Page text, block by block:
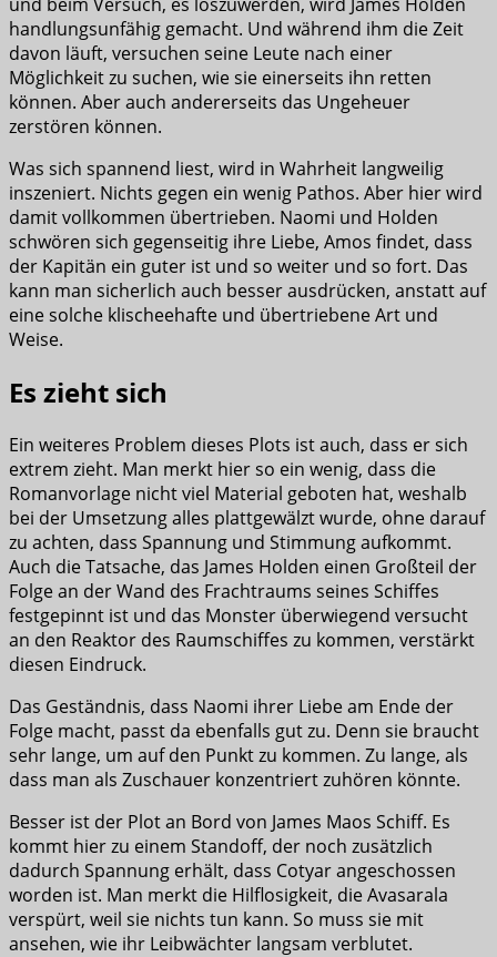
handlungsunfähig gemacht. Und während ihm die Zeit
davon läuft, versuchen seine Leute nach einer
Möglichkeit zu suchen, wie sie einerseits ihn retten
können. Aber auch andererseits das Ungeheuer
zerstören können.
Was sich spannend liest, wird in Wahrheit langweilig
inszeniert. Nichts gegen ein wenig Pathos. Aber hier wird
damit vollkommen übertrieben. Naomi und Holden
schwören sich gegenseitig ihre Liebe, Amos findet, dass
der Kapitän ein guter ist und so weiter und so fort. Das
kann man sicherlich auch besser ausdrücken, anstatt auf
eine solche klischeehafte und übertriebene Art und
Weise.
Es zieht sich
Ein weiteres Problem dieses Plots ist auch, dass er sich
extrem zieht. Man merkt hier so ein wenig, dass die
Romanvorlage nicht viel Material geboten hat, weshalb
bei der Umsetzung alles plattgewälzt wurde, ohne darauf
zu achten, dass Spannung und Stimmung aufkommt.
Auch die Tatsache, das James Holden einen Großteil der
Folge an der Wand des Frachtraums seines Schiffes
festgepinnt ist und das Monster überwiegend versucht
an den Reaktor des Raumschiffes zu kommen, verstärkt
diesen Eindruck.
Das Geständnis, dass Naomi ihrer Liebe am Ende der
Folge macht, passt da ebenfalls gut zu. Denn sie braucht
sehr lange, um auf den Punkt zu kommen. Zu lange, als
dass man als Zuschauer konzentriert zuhören könnte.
Besser ist der Plot an Bord von James Maos Schiff. Es
kommt hier zu einem Standoff, der noch zusätzlich
dadurch Spannung erhält, dass Cotyar angeschossen
worden ist. Man merkt die Hilflosigkeit, die Avasarala
verspürt, weil sie nichts tun kann. So muss sie mit
ansehen, wie ihr Leibwächter langsam verblutet.